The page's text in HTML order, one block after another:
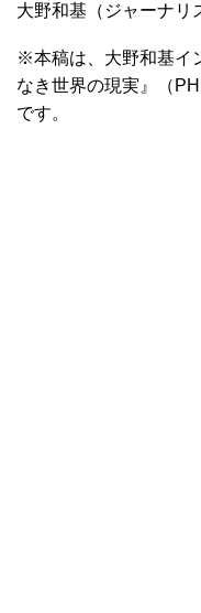
大野和基（ジャーナリ
※本稿は、大野和基イ
なき世界の現実』（
です。